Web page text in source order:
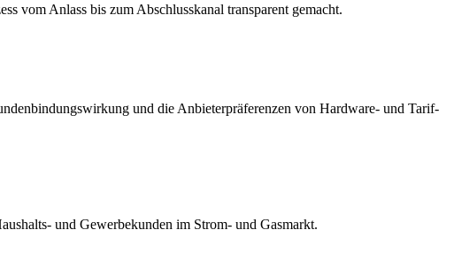
vom Anlass bis zum Abschlusskanal transparent gemacht.
und die Anbieterpräferenzen von Hardware- und Tarif-
und Gewerbekunden im Strom- und Gasmarkt.